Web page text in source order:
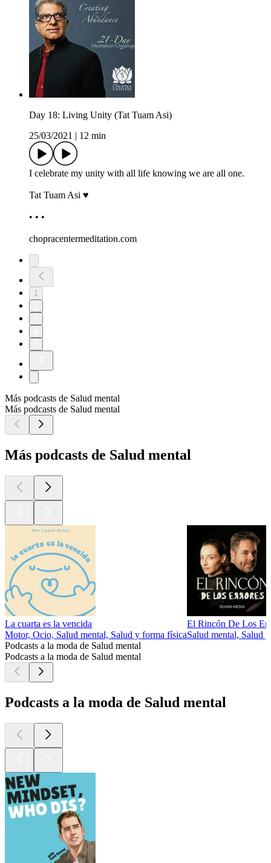
Day 18: Living Unity (Tat Tuam Asi)
25/03/2021
12 min
I celebrate my unity with all life knowing we are all one.
Tat Tuam Asi ♥
• • •
chopracentermeditation.com
1
Más podcasts de Salud mental
Más podcasts de Salud mental
Más podcasts de Salud mental
La cuarta es la vencida
Motor, Ocio, Salud mental, Salud y forma física
El Rincón De Los
Salud mental, Salud
Podcasts a la moda de Salud mental
Podcasts a la moda de Salud mental
Podcasts a la moda de Salud mental